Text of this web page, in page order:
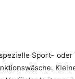
Sport- oder